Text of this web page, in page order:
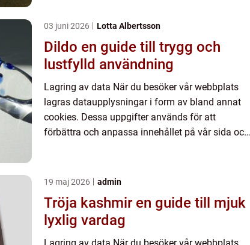
03 juni 2026 Lotta Albertsson
Dildo en guide till trygg och
lustfylld användning
Lagring av data När du besöker vår webbplats
lagras dataupplysningar i form av bland annat
cookies. Dessa uppgifter används för att
förbättra och anpassa innehållet på vår sida och
19 maj 2026 admin
Tröja kashmir en guide till mjuk
lyxlig vardag